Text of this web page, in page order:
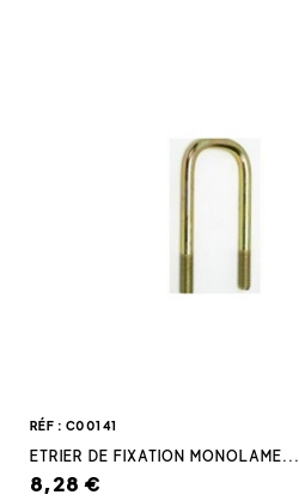
RÉF : C00141
ETRIER DE FIXATION MONOLAME...
8,28 €